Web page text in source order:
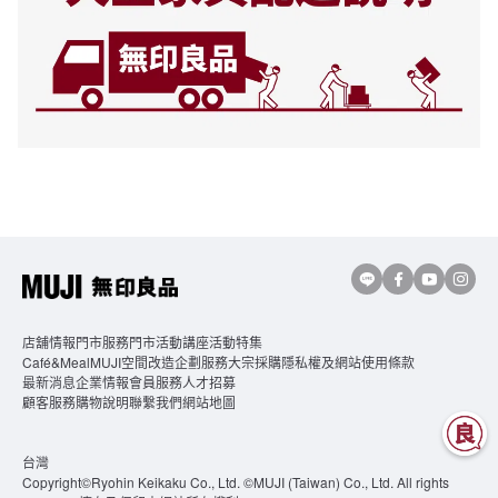
台灣
Copyright©Ryohin Keikaku Co., Ltd. ©MUJI (Taiwan) Co., Ltd. All rights
店舖情報門市服務門市活動講座活動特集
Café&MealMUJI空間改造企劃服務大宗採購隱私權及網站使用條款
最新消息企業情報會員服務人才招募
顧客服務購物說明聯繫我們網站地圖